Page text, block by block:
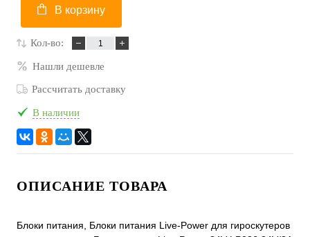
В корзину
Кол-во:
Нашли дешевле
Рассчитать доставку
В наличии
ОПИСАНИЕ ТОВАРА
Блоки питания, Блоки питания Live-Power для гироскутеров